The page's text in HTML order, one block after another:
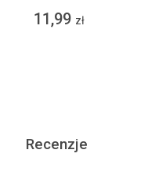
11,99 zł
Recenzje